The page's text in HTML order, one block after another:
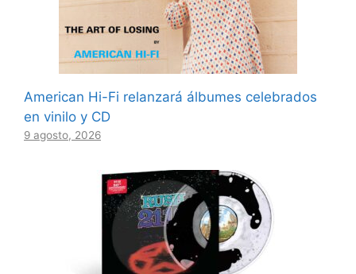
American Hi-Fi relanzará álbumes celebrados
en vinilo y CD
9 agosto, 2026